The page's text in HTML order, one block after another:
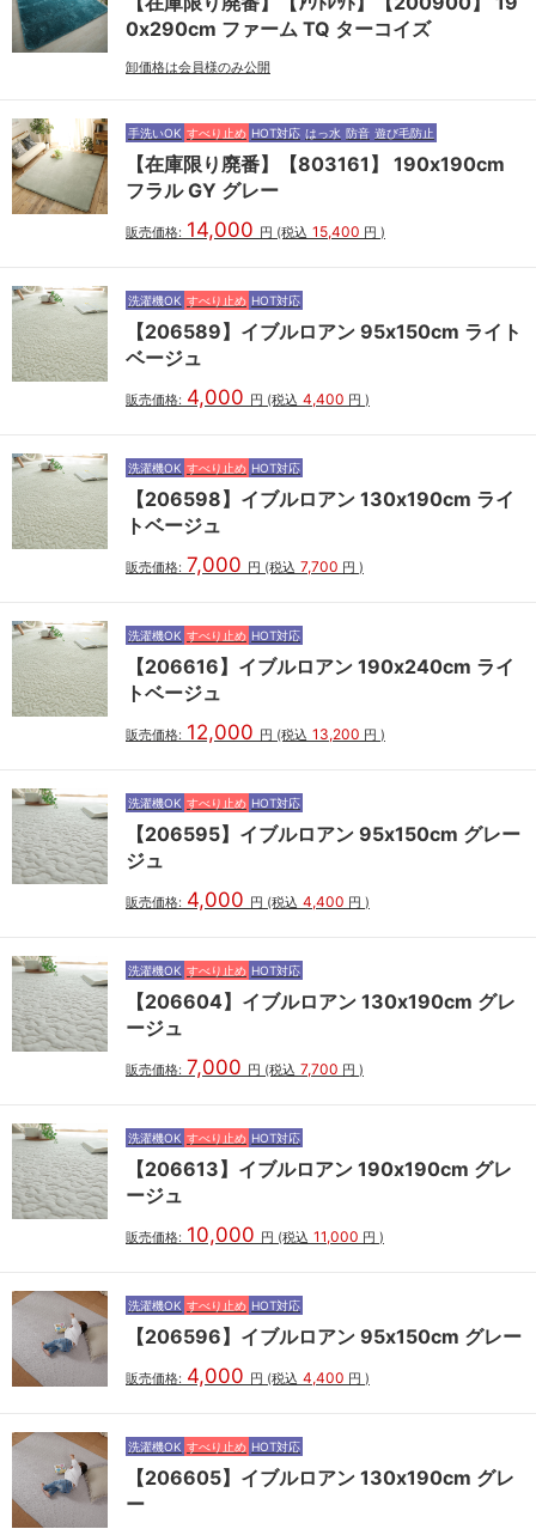
0x290cm ファーム TQ ターコイズ
卸価格は会員様のみ公開
手洗いOK すべり止め HOT対応 はっ水 防音 遊び毛防止
【在庫限り廃番】【803161】 190x190cm
フラル GY グレー
販売価格: 14,000 円 (税込 15,400 円 )
洗濯機OK すべり止め HOT対応
【206589】イブルロアン 95x150cm ライト
ベージュ
販売価格: 4,000 円 (税込 4,400 円 )
洗濯機OK すべり止め HOT対応
【206598】イブルロアン 130x190cm ライ
トベージュ
販売価格: 7,000 円 (税込 7,700 円 )
洗濯機OK すべり止め HOT対応
【206616】イブルロアン 190x240cm ライ
トベージュ
販売価格: 12,000 円 (税込 13,200 円 )
洗濯機OK すべり止め HOT対応
【206595】イブルロアン 95x150cm グレー
ジュ
販売価格: 4,000 円 (税込 4,400 円 )
洗濯機OK すべり止め HOT対応
【206604】イブルロアン 130x190cm グレ
ージュ
販売価格: 7,000 円 (税込 7,700 円 )
洗濯機OK すべり止め HOT対応
【206613】イブルロアン 190x190cm グレ
ージュ
販売価格: 10,000 円 (税込 11,000 円 )
洗濯機OK すべり止め HOT対応
【206596】イブルロアン 95x150cm グレー
販売価格: 4,000 円 (税込 4,400 円 )
洗濯機OK すべり止め HOT対応
【206605】イブルロアン 130x190cm グレ
ー